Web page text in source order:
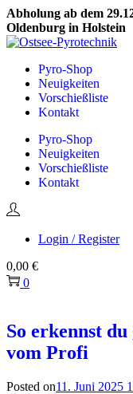
Abholung ab dem
Oldenburg in Holstein
Skip
navigation
Skip
contentPyro-Shop
Neuigkeiten
Vorschießliste
Kontakt
Pyro-Shop
Neuigkeiten
Vorschießliste
Kontakt
Login / Register
0,00 €
0
So erkennst
vom Profi
Posted on11. Juni 2025